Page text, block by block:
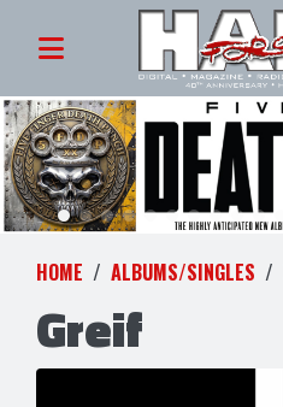
HOME ALBUMS/SINGLES
Greif